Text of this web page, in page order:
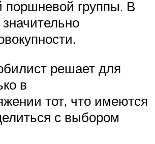
поршневой группы. В
решает для
в
тот, что имеются
с выбором